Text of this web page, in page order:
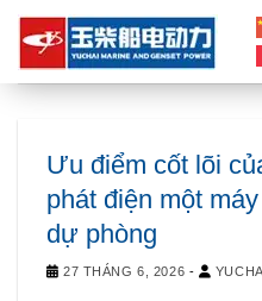
Skip
content
Ưu điểm cốt lõi
phát điện một
dự phòng
27 THÁNG 6, 2026 -